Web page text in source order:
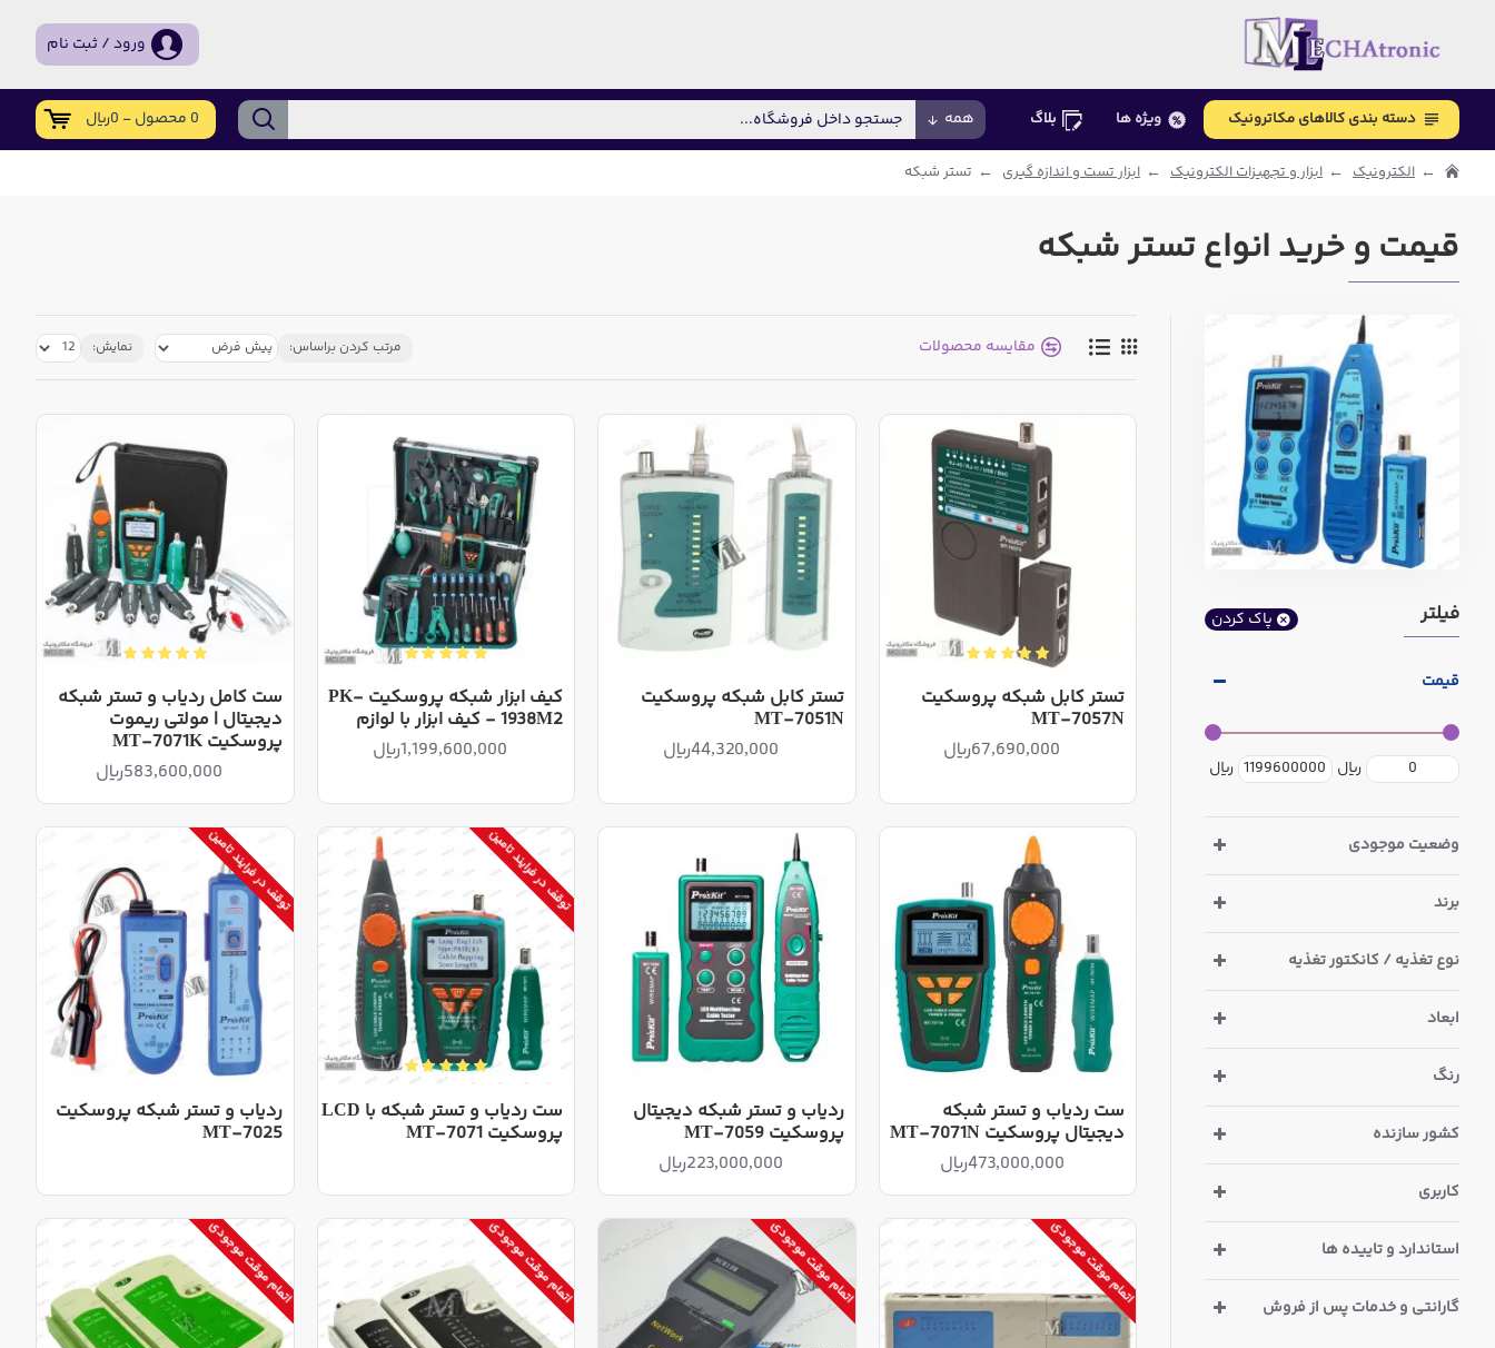
ورود / ثبت نام
دسته بندی کالاهای مکاترونیک ویژه ها بلاگ همه 0 محصول - 0ریال
الکترونیک ابزار و تجهیزات الکترونیک ابزار تست و اندازه گیری تستر شبکه
قیمت و خرید انواع تستر شبکه
فیلتر پاک کردن
قیمت
ریال ریال
برند
استاندارد و تاییده ها
نوع تغذیه / کانکتور تغذیه
کشور سازنده
کاربری
رنگ
گارانتی و خدمات پس از فروش
ابعاد
وضعیت موجودی
مقایسه محصولات مرتب کردن براساس: نمایش:
تستر کابل شبکه پروسکیت
MT-7057N
67,690,000ریال
تستر کابل شبکه پروسکیت
MT-7051N
44,320,000ریال
کیف ابزار شبکه پروسکیت PK-
1938M2 - کیف ابزار با لوازم
1,199,600,000ریال
ست کامل ردیاب و تستر شبکه
دیجیتال | مولتی ریموت
پروسکیت MT-7071K
583,600,000ریال
ست ردیاب و تستر شبکه
دیجیتال پروسکیت MT-7071N
473,000,000ریال
ردیاب و تستر شبکه دیجیتال
پروسکیت MT-7059
223,000,000ریال
توقف در فرایند تامین
ست ردیاب و تستر شبکه با LCD
پروسکیت MT-7071
توقف در فرایند تامین
ردیاب و تستر شبکه پروسکیت
MT-7025
اتمام موقت موجودی اتمام موقت موجودی اتمام موقت موجودی اتمام موقت موجودی